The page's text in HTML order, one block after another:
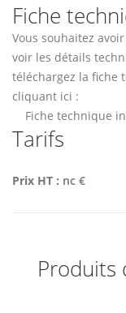
Fiche
Vous souhaitez
voir les détails
téléchargez la fiche
cliquant ici :
Fiche technique
Tarifs
Prix HT : nc €
Produits